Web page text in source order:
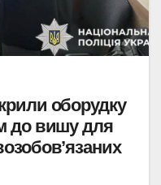
оборудку
до вишу для